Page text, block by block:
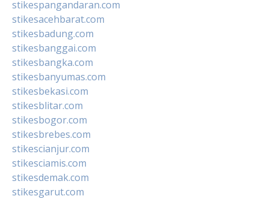
stikespangandaran.com
stikesacehbarat.com
stikesbadung.com
stikesbanggai.com
stikesbangka.com
stikesbanyumas.com
stikesbekasi.com
stikesblitar.com
stikesbogor.com
stikesbrebes.com
stikescianjur.com
stikesciamis.com
stikesdemak.com
stikesgarut.com